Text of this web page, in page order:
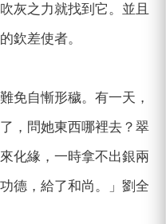
灰之力就找到它。並且
欽差使者。
免自慚形穢。有一天，
，問她東西哪裡去？翠
化緣，一時拿不出銀兩
德，給了和尚。」劉全